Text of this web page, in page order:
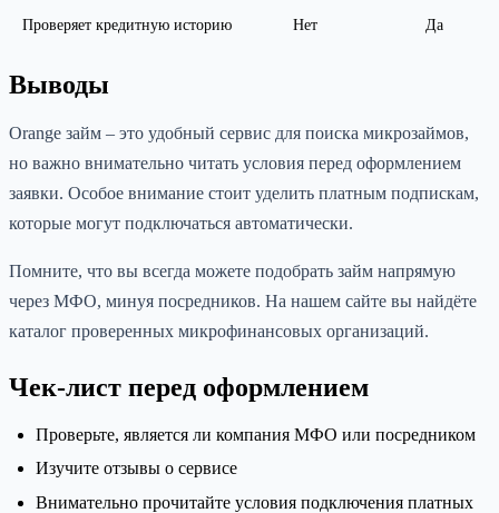
Проверяет кредитную историю Нет Да
Выводы
Orange займ – это удобный сервис для поиска микрозаймов,
но важно внимательно читать условия перед оформлением
заявки. Особое внимание стоит уделить платным подпискам,
которые могут подключаться автоматически.
Помните, что вы всегда можете подобрать займ напрямую
через МФО, минуя посредников. На нашем сайте вы найдёте
каталог проверенных микрофинансовых организаций.
Чек-лист перед оформлением
Проверьте, является ли компания МФО или посредником
Изучите отзывы о сервисе
Внимательно прочитайте условия подключения платных